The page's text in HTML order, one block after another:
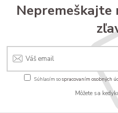
Nepremeškajte
Súhlasím sospracovaním osobných
Môžete sa